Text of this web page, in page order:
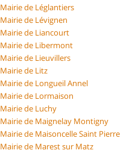
Mairie de Léglantiers
Mairie de Lévignen
Mairie de Liancourt
Mairie de Libermont
Mairie de Lieuvillers
Mairie de Litz
Mairie de Longueil Annel
Mairie de Lormaison
Mairie de Luchy
Mairie de Maignelay Montigny
Mairie de Maisoncelle Saint Pierre
Mairie de Marest sur Matz